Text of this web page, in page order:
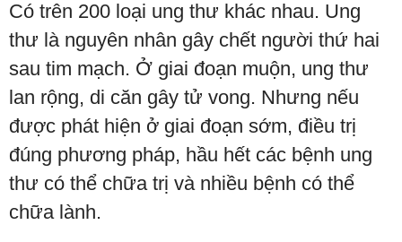
Có trên 200 loại ung thư khác nhau. Ung
thư là nguyên nhân gây chết người thứ hai
sau tim mạch. Ở giai đoạn muộn, ung thư
lan rộng, di căn gây tử vong. Nhưng nếu
được phát hiện ở giai đoạn sớm, điều trị
đúng phương pháp, hầu hết các bệnh ung
thư có thể chữa trị và nhiều bệnh có thể
chữa lành.